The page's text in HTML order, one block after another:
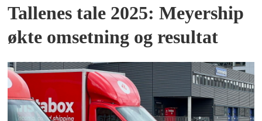
Tallenes tale 2025: Meyership
økte omsetning og resultat